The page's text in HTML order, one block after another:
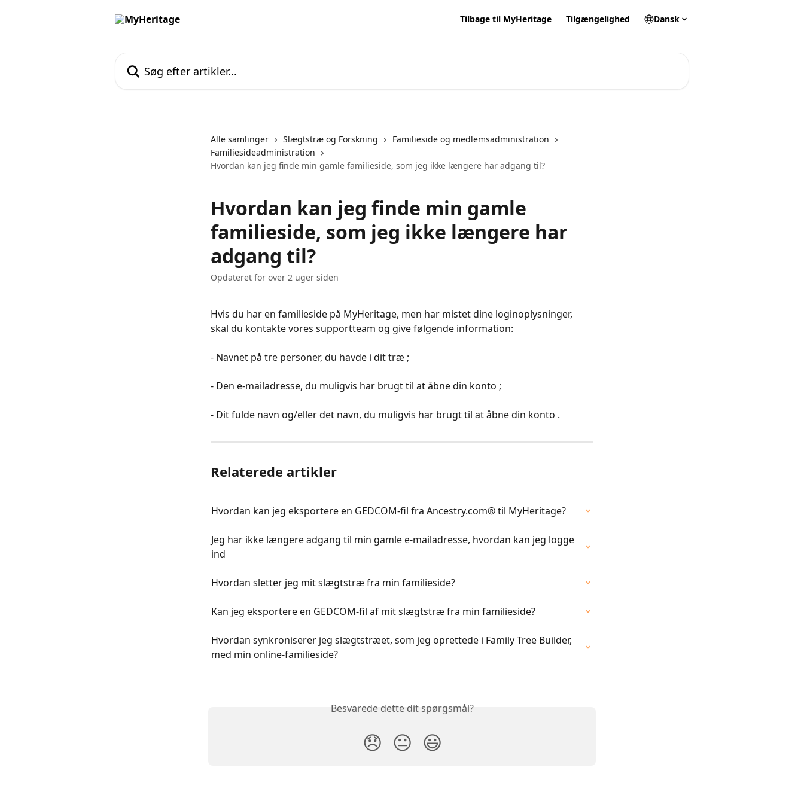
Tilbage til MyHeritage Tilgængelighed Dansk
Alle samlinger Slægtstræ og Forskning
Familieside og medlemsadministration
Familiesideadministration
Hvordan kan jeg finde min gamle familieside, som jeg ikke længere har adgang til?
Hvordan kan jeg finde min gamle
familieside, som jeg ikke længere har
adgang til?
Opdateret for over 2 uger siden
Hvis du har en familieside på MyHeritage, men har mistet dine loginoplysninger,
skal du kontakte vores supportteam og give følgende information:
- Navnet på tre personer, du havde i dit træ ;
- Den e-mailadresse, du muligvis har brugt til at åbne din konto ;
- Dit fulde navn og/eller det navn, du muligvis har brugt til at åbne din konto .
Relaterede artikler
Hvordan kan jeg eksportere en GEDCOM-fil fra Ancestry.com® til MyHeritage?
Jeg har ikke længere adgang til min gamle e-mailadresse, hvordan kan jeg logge
ind
Hvordan sletter jeg mit slægtstræ fra min familieside?
Kan jeg eksportere en GEDCOM-fil af mit slægtstræ fra min familieside?
Hvordan synkroniserer jeg slægtstræet, som jeg oprettede i Family Tree Builder,
med min online-familieside?
Besvarede dette dit spørgsmål?
😞 😐 😃